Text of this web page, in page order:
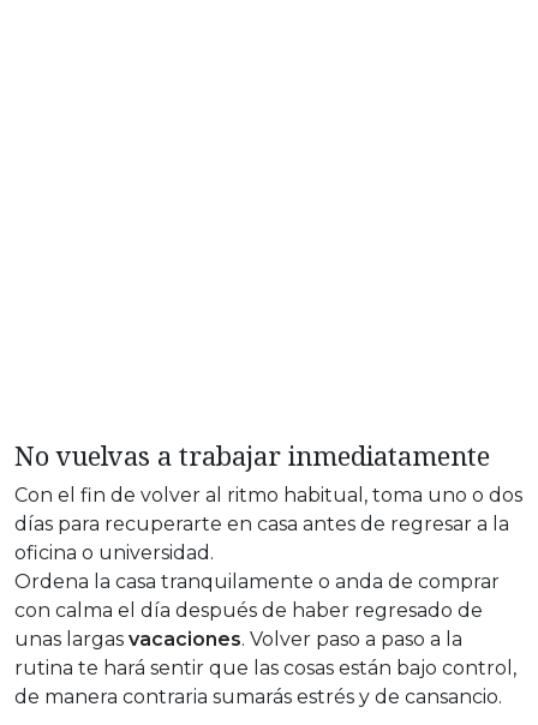
No vuelvas a trabajar inmediatamente
Con el fin de volver al ritmo habitual, toma uno o dos
días para recuperarte en casa antes de regresar a la
oficina o universidad.
Ordena la casa tranquilamente o anda de comprar
con calma el día después de haber regresado de
unas largas vacaciones. Volver paso a paso a la
rutina te hará sentir que las cosas están bajo control,
de manera contraria sumarás estrés y de cansancio.